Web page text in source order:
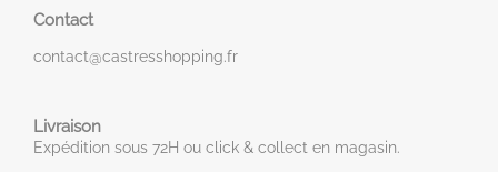
Contact
contact@castresshopping.fr
Livraison
Expédition sous 72H ou click & collect en magasin.